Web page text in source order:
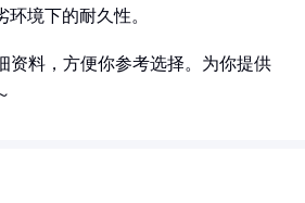
境下的耐久性。
资料，方便你参考选择。为你提供